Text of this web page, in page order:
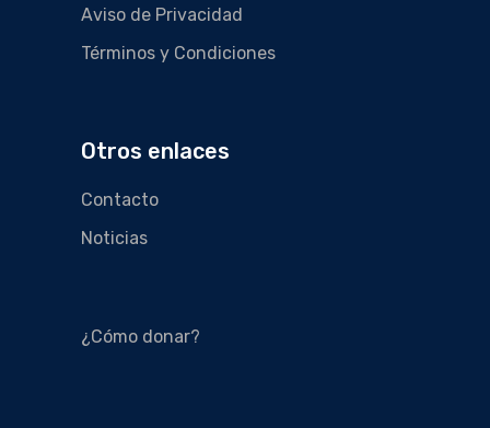
Aviso de Privacidad
Términos y Condiciones
Otros enlaces
Contacto
Noticias
¿Cómo donar?